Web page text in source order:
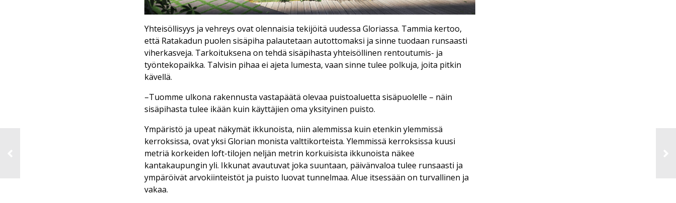
Yhteisöllisyys ja vehreys ovat olennaisia tekijöitä uudessa Gloriassa. Tammia kertoo,
että Ratakadun puolen sisäpiha palautetaan autottomaksi ja sinne tuodaan runsaasti
viherkasveja. Tarkoituksena on tehdä sisäpihasta yhteisöllinen rentoutumis- ja
työntekopaikka. Talvisin pihaa ei ajeta lumesta, vaan sinne tulee polkuja, joita pitkin
kävellä.
–Tuomme ulkona rakennusta vastapäätä olevaa puistoaluetta sisäpuolelle – näin
sisäpihasta tulee ikään kuin käyttäjien oma yksityinen puisto.
Ympäristö ja upeat näkymät ikkunoista, niin alemmissa kuin etenkin ylemmissä
kerroksissa, ovat yksi Glorian monista valttikorteista. Ylemmissä kerroksissa kuusi
metriä korkeiden loft-tilojen neljän metrin korkuisista ikkunoista näkee
kantakaupungin yli. Ikkunat avautuvat joka suuntaan, päivänvaloa tulee runsaasti ja
ympäröivät arvokiinteistöt ja puisto luovat tunnelmaa. Alue itsessään on turvallinen ja
vakaa.